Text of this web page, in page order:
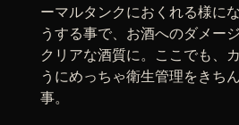
ーマルタンクにおくれる様に
うする事で、お酒へのダメー
クリアな酒質に。ここでも、
うにめっちゃ衛生管理をきち
事。